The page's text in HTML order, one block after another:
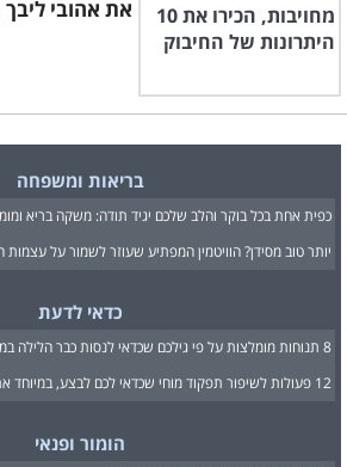
את אהובי
בריאות ומשפחה
כפית אחת בכל בוקר והלב שלכם יגיד תודה: משקה בריא
יותר טוב מסידן? הוויטמין המפתיע שעוזר לשמור על עצמות
כדאי לדעת
8 תנוחות מומלצות על פי גילכם שכדאי לנסות כבר הלילה במיטה
12 פעולות לשיפור תפקוד מוחי שכדאי לכם לבצע, במיוחד את 6!
הומור ופנאי